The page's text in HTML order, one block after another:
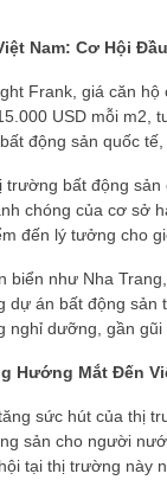
Nam: Cơ Hội
Frank, giá căn
USD mỗi
động sản quốc
trường bất động
chóng của cơ sở
đến lý tưởng cho
biển như Nha
dự án bất động
nghỉ dưỡng, gần gũi
Hướng Mắt Đến
sức hút của thị
sản cho người
tại thị trường này